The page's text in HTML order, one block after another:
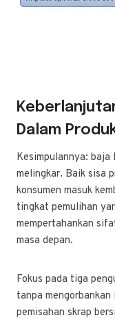
Dalam
Kesimpulannya:
melingkar. Baik sisa
konsumen masuk
tingkat pemulihan
mempertahankan
masa depan.
Fokus pada tiga
tanpa
pemisahan skrap